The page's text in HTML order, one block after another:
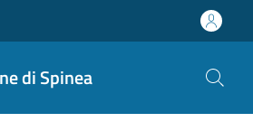
di Spinea